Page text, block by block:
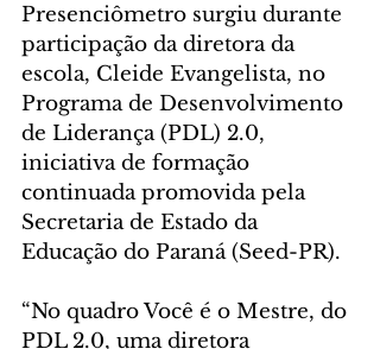
Presenciômetro surgiu durante
participação da diretora da
escola, Cleide Evangelista, no
Programa de Desenvolvimento
de Liderança (PDL) 2.0,
iniciativa de formação
continuada promovida pela
Secretaria de Estado da
Educação do Paraná (Seed-PR).
“No quadro Você é o Mestre, do
PDL 2.0, uma diretora